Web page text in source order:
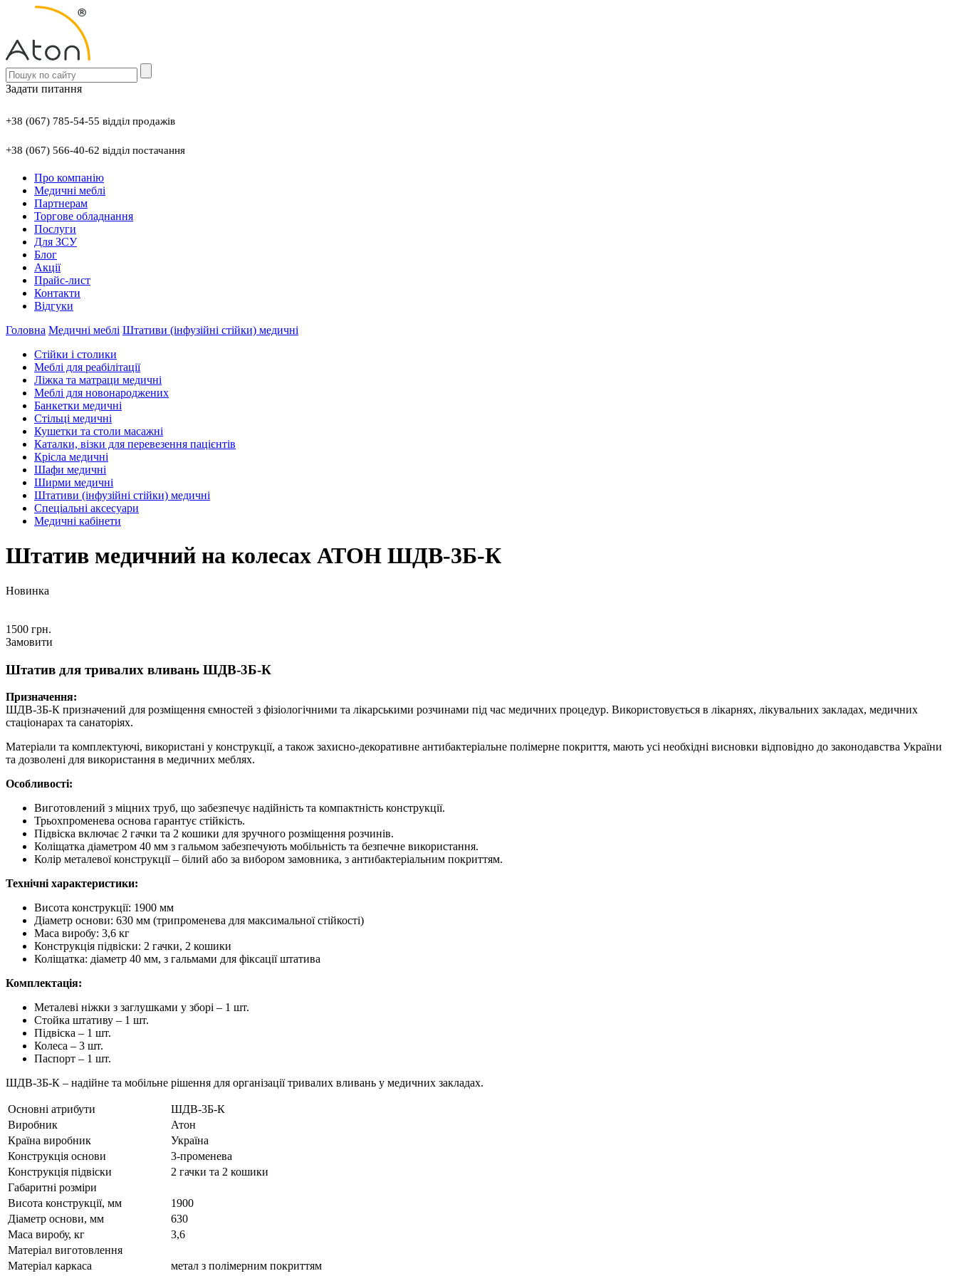
Задати питання
+38 (067) 785-54-55 відділ продажів
+38 (067) 566-40-62 відділ постачання
Про компанію
Медичні меблі
Партнерам
Торгове обладнання
Послуги
Для ЗСУ
Блог
Акції
Прайс-лист
Контакти
Відгуки
Головна Медичні меблі Штативи (інфузійні стійки) медичні
Стійки і столики
Меблі для реабілітації
Ліжка та матраци медичні
Меблі для новонароджених
Банкетки медичні
Стільці медичні
Кушетки та столи масажні
Каталки, візки для перевезення пацієнтів
Крісла медичні
Шафи медичні
Ширми медичні
Штативи (інфузійні стійки) медичні
Спеціальні аксесуари
Медичні кабінети
Штатив медичний на колесах АТОН ШДВ-3Б-К
Новинка
1500 грн.
Замовити
Штатив для тривалих вливань ШДВ-3Б-К
Призначення:
ШДВ-3Б-К призначений для розміщення ємностей з фізіологічними та лікарськими розчинами під час медичних процедур. Використовується в лікарнях, лікувальних закладах, медичних
стаціонарах та санаторіях.
Матеріали та комплектуючі, використані у конструкції, а також захисно-декоративне антибактеріальне полімерне покриття, мають усі необхідні висновки відповідно до законодавства України
та дозволені для використання в медичних меблях.
Особливості:
Виготовлений з міцних труб, що забезпечує надійність та компактність конструкції.
Трьохпроменева основа гарантує стійкість.
Підвіска включає 2 гачки та 2 кошики для зручного розміщення розчинів.
Коліщатка діаметром 40 мм з гальмом забезпечують мобільність та безпечне використання.
Колір металевої конструкції – білий або за вибором замовника, з антибактеріальним покриттям.
Технічні характеристики:
Висота конструкції: 1900 мм
Діаметр основи: 630 мм (трипроменева для максимальної стійкості)
Маса виробу: 3,6 кг
Конструкція підвіски: 2 гачки, 2 кошики
Коліщатка: діаметр 40 мм, з гальмами для фіксації штатива
Комплектація:
Металеві ніжки з заглушками у зборі – 1 шт.
Стойка штативу – 1 шт.
Підвіска – 1 шт.
Колеса – 3 шт.
Паспорт – 1 шт.
ШДВ-3Б-К – надійне та мобільне рішення для організації тривалих вливань у медичних закладах.
Основні атрибути
ШДВ-3Б-К
Виробник
Атон
Країна виробник
Україна
Конструкція основи
3-променева
Конструкція підвіски
2 гачки та 2 кошики
Габаритні розміри
Висота конструкції, мм
1900
Діаметр основи, мм
630
Маса виробу, кг
3,6
Матеріал виготовлення
Матеріал каркаса
метал з полімерним покриттям